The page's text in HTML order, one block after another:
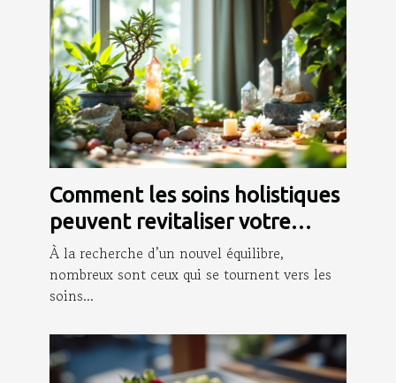
Comment les soins holistiques
peuvent revitaliser votre
quotidien ?
À la recherche d’un nouvel équilibre,
nombreux sont ceux qui se tournent vers les
soins...